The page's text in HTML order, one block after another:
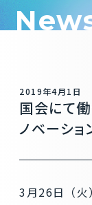
2019年4月1日
国会にて
ノベーショ
3月26日（火